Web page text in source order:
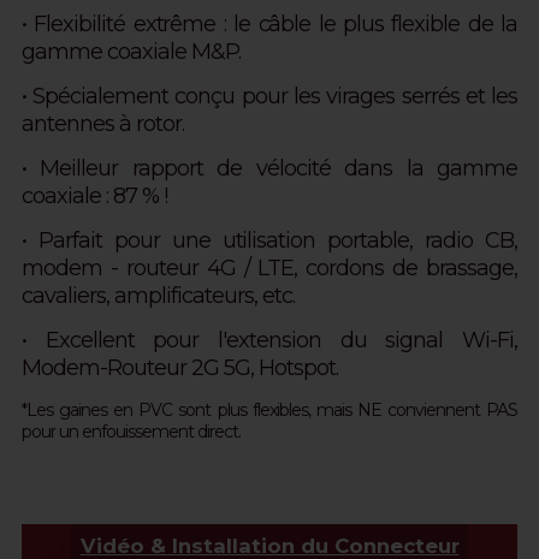
• Flexibilité extrême : le câble le plus flexible de la
gamme coaxiale M&P.
• Spécialement conçu pour les virages serrés et les
antennes à rotor.
• Meilleur rapport de vélocité dans la gamme
coaxiale : 87 % !
• Parfait pour une utilisation portable, radio CB,
modem - routeur 4G / LTE, cordons de brassage,
cavaliers, amplificateurs, etc.
• Excellent pour l'extension du signal Wi-Fi,
Modem-Routeur 2G 5G, Hotspot.
*Les gaines en PVC sont plus flexibles, mais NE conviennent PAS
pour un enfouissement direct.
Vidéo & Installation du Connecteur